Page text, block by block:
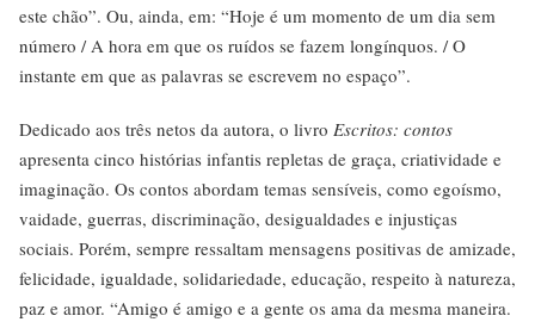
este chão”. Ou, ainda, em: “Hoje é um momento de um dia sem
número / A hora em que os ruídos se fazem longínquos. / O
instante em que as palavras se escrevem no espaço”.
Dedicado aos três netos da autora, o livro Escritos: contos
apresenta cinco histórias infantis repletas de graça, criatividade e
imaginação. Os contos abordam temas sensíveis, como egoísmo,
vaidade, guerras, discriminação, desigualdades e injustiças
sociais. Porém, sempre ressaltam mensagens positivas de amizade,
felicidade, igualdade, solidariedade, educação, respeito à natureza,
paz e amor. “Amigo é amigo e a gente os ama da mesma maneira.